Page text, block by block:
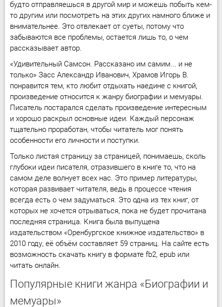
будто отправляешься в другой мир и можешь побыть кем-
то другим или посмотреть на этих других намного ближе и
внимательнее. Это отвлекает от суеты, потому что
забываются все проблемы, остается лишь то, о чем
рассказывает автор.
«Удивительный Самсон. Рассказано им самим... и не
только» Засс Александр Иванович, Храмов Игорь В.
понравится тем, кто любит отдыхать наедине с книгой,
произведение относится к жанру биографии и мемуары.
Писатель постарался сделать произведение интересным
и хорошо раскрыл основные идеи. Каждый персонаж
тщательно проработан, чтобы читатель мог понять
особенности его личности и поступки.
Только листая страницу за страницей, понимаешь, сколь
глубоки идеи писателя, отразившего в книге то, что на
самом деле волнует всех нас. Это пример литературы,
которая развивает читателя, ведь в процессе чтения
всегда есть о чем задуматься. Это одна из тех книг, от
которых не хочется отрываться, пока не будет прочитана
последняя страница. Книга была выпущена
издательством «Оренбургское книжное издательство» в
2010 году, её объём составляет 59 страниц. На сайте есть
возможность скачать книгу в формате fb2, epub или
читать онлайн.
Популярные книги жанра «Биографии и
мемуары»